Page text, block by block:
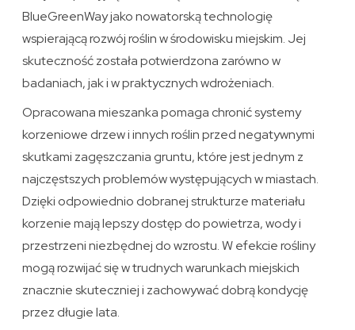
BlueGreenWay jako nowatorską technologię
wspierającą rozwój roślin w środowisku miejskim. Jej
skuteczność została potwierdzona zarówno w
badaniach, jak i w praktycznych wdrożeniach.
Opracowana mieszanka pomaga chronić systemy
korzeniowe drzew i innych roślin przed negatywnymi
skutkami zagęszczania gruntu, które jest jednym z
najczęstszych problemów występujących w miastach.
Dzięki odpowiednio dobranej strukturze materiału
korzenie mają lepszy dostęp do powietrza, wody i
przestrzeni niezbędnej do wzrostu. W efekcie rośliny
mogą rozwijać się w trudnych warunkach miejskich
znacznie skuteczniej i zachowywać dobrą kondycję
przez długie lata.